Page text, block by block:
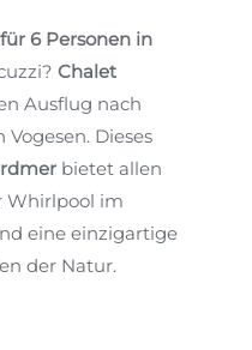
6 Personen in
Chalet
Ausflug nach
Vogesen. Dieses
bietet allen
Whirlpool im
eine einzigartige
der Natur.